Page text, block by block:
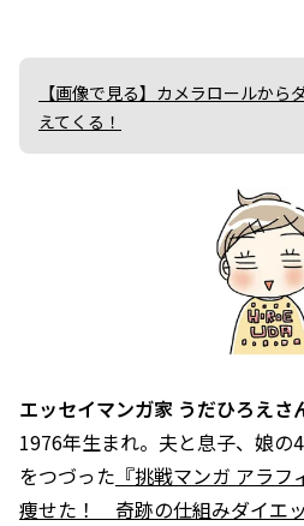
【画像で見る】カメラロールか
えてくる！
エッセイマンガ家 うだひろえさ
1976年生まれ。夫と息子、娘の
をつづった 『挑戦マンガ アラ
痩せた！ 奇跡の仕組みダイエッ